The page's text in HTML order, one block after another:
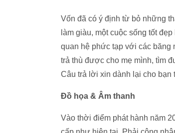
Vốn đã có ý định từ bỏ những
làm giàu, một cuộc sống tốt
quan hệ phức tạp với các băng
trả thù được cho mẹ mình, tìm
Câu trả lời xin dành lại cho bạn
Đồ họa & Âm thanh
Vào thời điểm phát hành năm